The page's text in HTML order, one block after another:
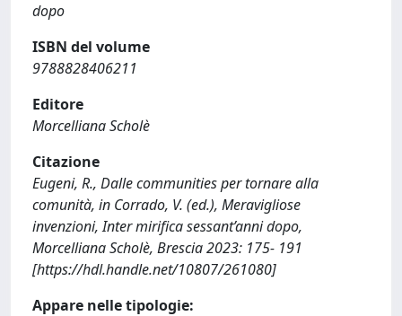
dopo
ISBN del volume
9788828406211
Editore
Morcelliana Scholè
Citazione
Eugeni, R., Dalle communities per tornare alla
comunità, in Corrado, V. (ed.), Meravigliose
invenzioni, Inter mirifica sessant’anni dopo,
Morcelliana Scholè, Brescia 2023: 175- 191
[https://hdl.handle.net/10807/261080]
Appare nelle tipologie: